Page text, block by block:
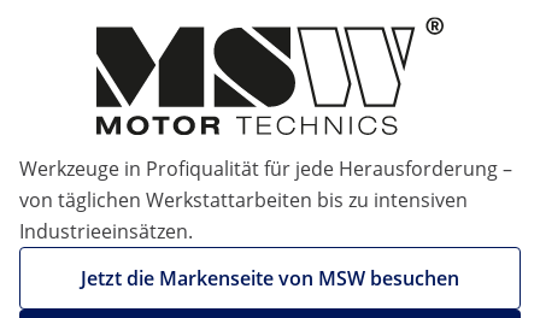
Werkzeuge in Profiqualität für jede Herausforderung –
von täglichen Werkstattarbeiten bis zu intensiven
Industrieeinsätzen.
Jetzt die Markenseite von MSW besuchen